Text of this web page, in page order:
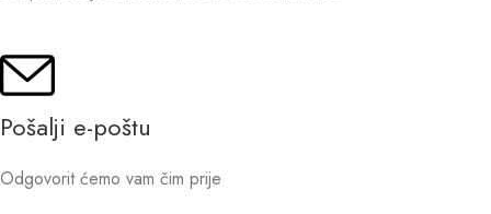
Pošalji e-poštu
Odgovorit ćemo vam čim prije